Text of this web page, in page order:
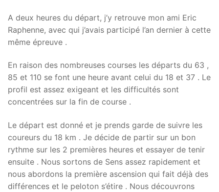
A deux heures du départ, j’y retrouve mon ami Eric
Raphenne, avec qui j’avais participé l’an dernier à cette
même épreuve .
En raison des nombreuses courses les départs du 63 ,
85 et 110 se font une heure avant celui du 18 et 37 . Le
profil est assez exigeant et les difficultés sont
concentrées sur la fin de course .
Le départ est donné et je prends garde de suivre les
coureurs du 18 km . Je décide de partir sur un bon
rythme sur les 2 premières heures et essayer de tenir
ensuite . Nous sortons de Sens assez rapidement et
nous abordons la première ascension qui fait déjà des
différences et le peloton s’étire . Nous découvrons